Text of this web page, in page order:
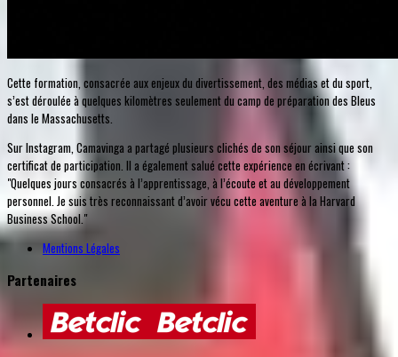
Cette formation, consacrée aux enjeux du divertissement, des médias et du sport,
s’est déroulée à quelques kilomètres seulement du camp de préparation des Bleus
dans le Massachusetts.
Sur Instagram, Camavinga a partagé plusieurs clichés de son séjour ainsi que son
certificat de participation. Il a également salué cette expérience en écrivant :
"Quelques jours consacrés à l’apprentissage, à l’écoute et au développement
personnel. Je suis très reconnaissant d’avoir vécu cette aventure à la Harvard
Business School."
Mentions Légales
Partenaires